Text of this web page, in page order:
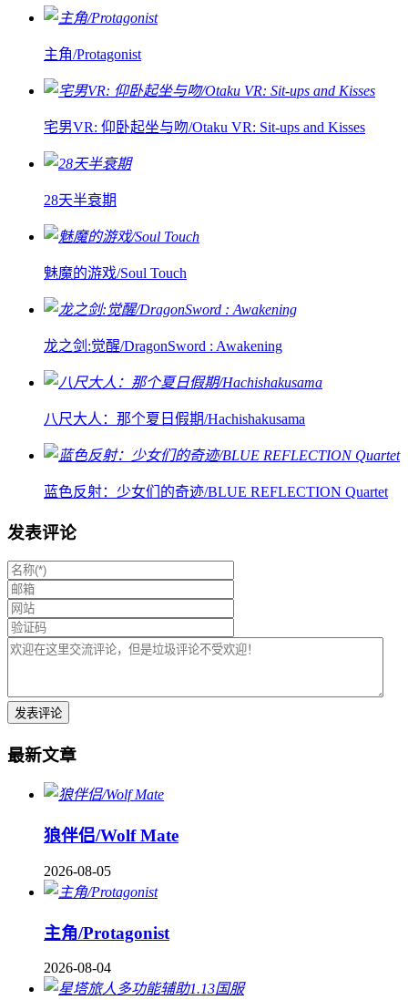
主角/Protagonist
宅男VR: 仰卧起坐与吻/Otaku VR: Sit-ups and Kisses
28天半衰期
魅魔的游戏/Soul Touch
龙之剑:觉醒/DragonSword : Awakening
八尺大人：那个夏日假期/Hachishakusama
蓝色反射：少女们的奇迹/BLUE REFLECTION Quartet
发表评论
最新文章
狼伴侣/Wolf Mate
2026-08-05
主角/Protagonist
2026-08-04